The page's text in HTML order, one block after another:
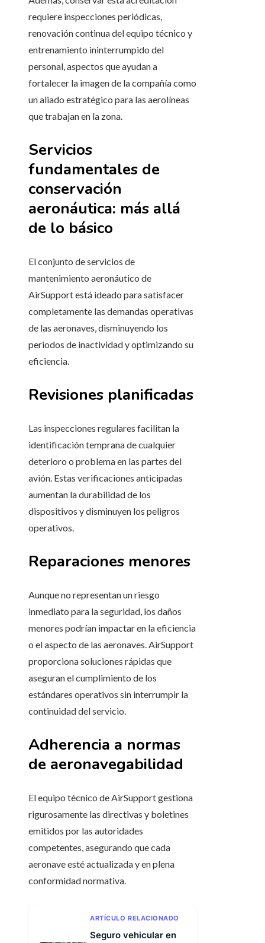
requiere inspecciones periódicas,
renovación continua del equipo técnico y
entrenamiento ininterrumpido del
personal, aspectos que ayudan a
fortalecer la imagen de la compañía como
un aliado estratégico para las aerolíneas
que trabajan en la zona.
Servicios
fundamentales de
conservación
aeronáutica: más allá
de lo básico
El conjunto de servicios de
mantenimiento aeronáutico de
AirSupport está ideado para satisfacer
completamente las demandas operativas
de las aeronaves, disminuyendo los
periodos de inactividad y optimizando su
eficiencia.
Revisiones planificadas
Las inspecciones regulares facilitan la
identificación temprana de cualquier
deterioro o problema en las partes del
avión. Estas verificaciones anticipadas
aumentan la durabilidad de los
dispositivos y disminuyen los peligros
operativos.
Reparaciones menores
Aunque no representan un riesgo
inmediato para la seguridad, los daños
menores podrían impactar en la eficiencia
o el aspecto de las aeronaves. AirSupport
proporciona soluciones rápidas que
aseguran el cumplimiento de los
estándares operativos sin interrumpir la
continuidad del servicio.
Adherencia a normas
de aeronavegabilidad
El equipo técnico de AirSupport gestiona
rigurosamente las directivas y boletines
emitidos por las autoridades
competentes, asegurando que cada
aeronave esté actualizada y en plena
conformidad normativa.
ARTÍCULO RELACIONADO
Seguro vehicular en